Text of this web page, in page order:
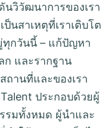
นวิวัฒนาการของเรา
ป็นสาเหตุที่เราเติบโต
ทุกวันนี้ – แก้ปัญหา
และรากฐาน
ถานที่และของเรา
ประกอบด้วยผู้
รมทั้งหมด ผู้นำและ